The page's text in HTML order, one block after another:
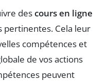
descours en ligne
pertinentes. Cela leur
compétences et
de vos actions
peuvent